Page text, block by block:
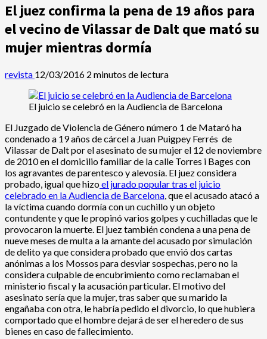
El juez confirma la pena de 19 años para
el vecino de Vilassar de Dalt que mató su
mujer mientras dormía
revista 12/03/2016 2 minutos de lectura
El juicio se celebró en la Audiencia de Barcelona
El Juzgado de Violencia de Género número 1 de Mataró ha
condenado a 19 años de cárcel a Juan Puigpey Ferrés de
Vilassar de Dalt por el asesinato de su mujer el 12 de noviembre
de 2010 en el domicilio familiar de la calle Torres i Bages con
los agravantes de parentesco y alevosía. El juez considera
probado, igual que hizoel jurado popular tras el juicio
celebrado en la Audiencia de Barcelona, que el acusado atacó a
la víctima cuando dormía con un cuchillo y un objeto
contundente y que le propinó varios golpes y cuchilladas que le
provocaron la muerte. El juez también condena a una pena de
nueve meses de multa a la amante del acusado por simulación
de delito ya que considera probado que envió dos cartas
anónimas a los Mossos para desviar sospechas, pero no la
considera culpable de encubrimiento como reclamaban el
ministerio fiscal y la acusación particular. El motivo del
asesinato sería que la mujer, tras saber que su marido la
engañaba con otra, le habría pedido el divorcio, lo que hubiera
comportado que el hombre dejará de ser el heredero de sus
bienes en caso de fallecimiento.